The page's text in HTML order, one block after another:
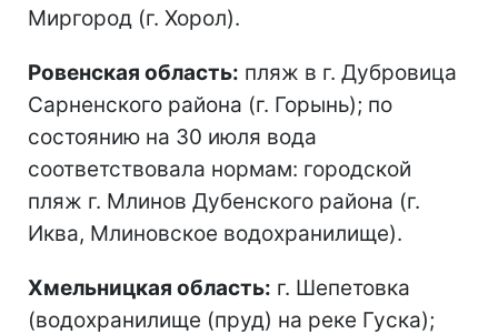
Миргород (г. Хорол).
Ровенская область: пляж в г. Дубровица
Сарненского района (г. Горынь); по
состоянию на 30 июля вода
соответствовала нормам: городской
пляж г. Млинов Дубенского района (г.
Иква, Млиновское водохранилище).
Хмельницкая область: г. Шепетовка
(водохранилище (пруд) на реке Гуска);